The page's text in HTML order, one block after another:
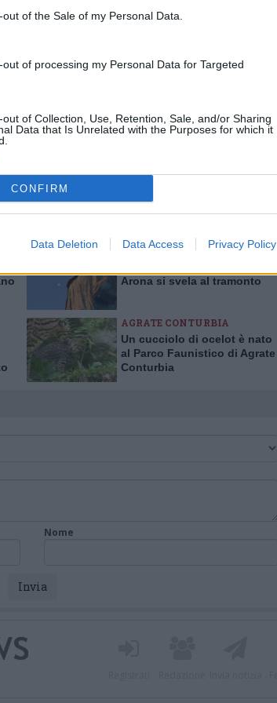
of the Sale of my Personal Data.
of processing my Personal Data for Targeted
of Collection, Use, Retention, Sale, and/or Sharing
Data that Is Unrelated with the Purposes for which it
CONFIRM
Data Deletion Data Access Privacy Policy
MUSICA
Maggiore con quattro
concerti “vista lago”
al sapore tricolore: 82
agosto
ARONA
Arona si svela al tramonto
AGRATE CONTURBIA
Un cucciolo di ocelot è nato
al Parco Faunistico di Agrate
Conturbia
Nome